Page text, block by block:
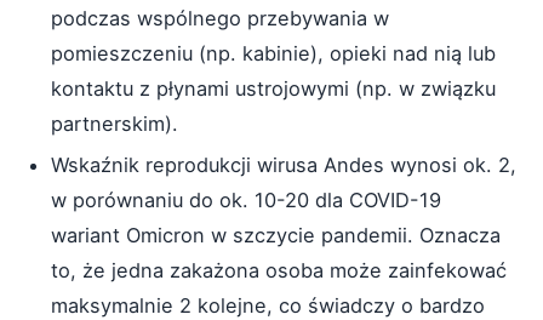
podczas wspólnego przebywania w
pomieszczeniu (np. kabinie), opieki nad nią lub
kontaktu z płynami ustrojowymi (np. w związku
partnerskim).
Wskaźnik reprodukcji wirusa Andes wynosi ok. 2,
w porównaniu do ok. 10-20 dla COVID-19
wariant Omicron w szczycie pandemii. Oznacza
to, że jedna zakażona osoba może zainfekować
maksymalnie 2 kolejne, co świadczy o bardzo